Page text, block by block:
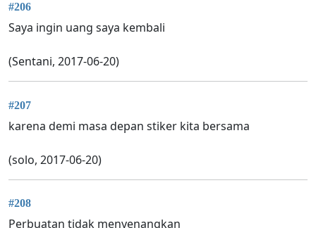
#206
Saya ingin uang saya kembali
(Sentani, 2017-06-20)
#207
karena demi masa depan stiker kita bersama
(solo, 2017-06-20)
#208
Perbuatan tidak menyenangkan